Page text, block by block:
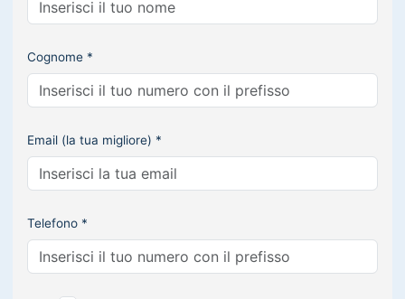
Cognome *
Email (la tua migliore) *
Telefono *